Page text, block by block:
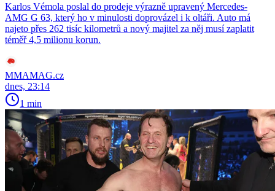
Karlos Vémola poslal do prodeje výrazně upravený Mercedes-
AMG G 63, který ho v minulosti doprovázel i k oltáři. Auto má
najeto přes 262 tisíc kilometrů a nový majitel za něj musí zaplatit
téměř 4,5 milionu korun.
MMAMAG.cz
dnes, 23:14
1 min